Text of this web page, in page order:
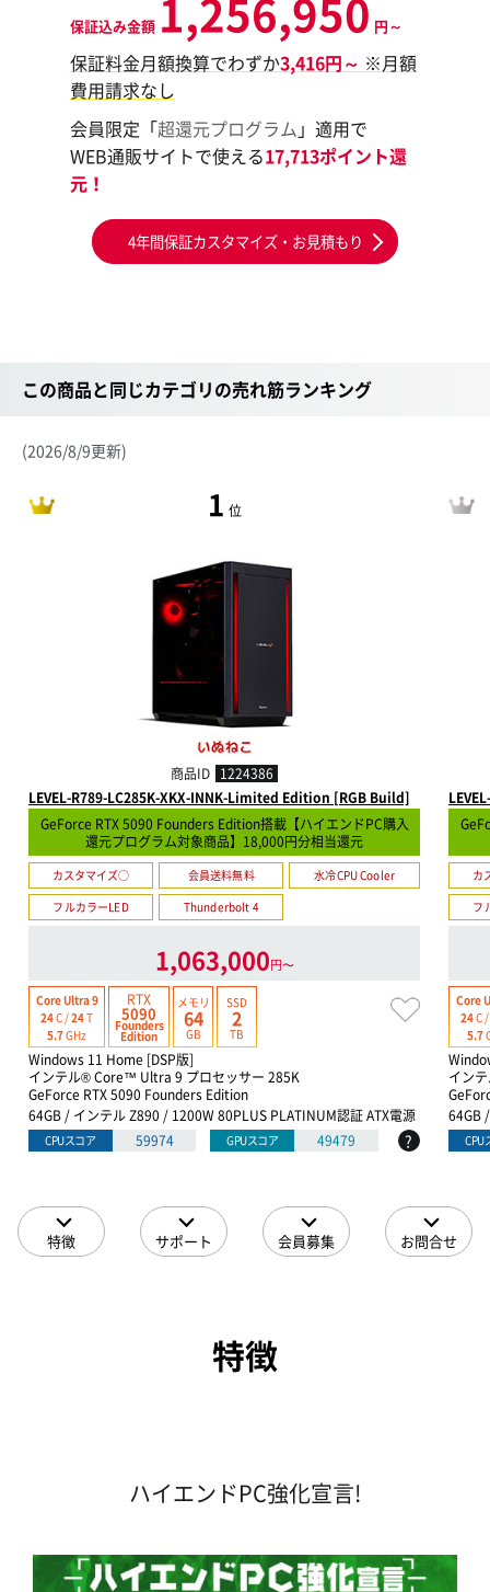
保証込み金額 1,256,950 円～
保証料金月額換算でわずか3,416円～ ※月額
費用請求なし
会員限定「超還元プログラム 」適用で
WEB通販サイトで使える17,713ポイント還
元！
4年間保証カスタマイズ・お見積もり
この商品と同じカテゴリの売れ筋ランキング
(2026/8/9更新)
1 位
商品ID 1224386
LEVEL-R789-LC285K-XKX-INNK-Limited Edition [RGB Build]
GeForce RTX 5090 Founders Edition搭載【ハイエンドPC購入
還元プログラム対象商品】18,000円分相当還元
カスタマイズ○ 会員送料無料
水冷CPU Cooler
フルカラーLED
Thunderbolt 4
1,063,000円〜
Core Ultra 9
24C /24T
5.7GHz
RTX
5090
Founders
Edition
メモリ
64
GB
SSD
2
TB
Windows 11 Home [DSP版]
インテル® Core™ Ultra 9 プロセッサー 285K
GeForce RTX 5090 Founders Edition
64GB / インテル Z890 / 1200W 80PLUS PLATINUM認証 ATX電源
CPUスコア 59974 GPUスコア 49479 ?
カ
フ
Core
24C /
5.7
イン
64GB
CPU
特徴 サポート 会員募集 お問合せ
特徴
ハイエンドPC強化宣言!